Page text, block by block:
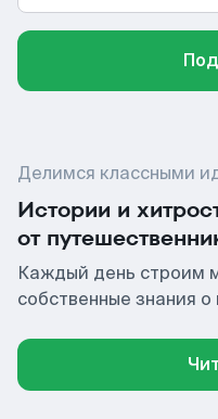
Делимся классными
Истории и
от
Каждый день строим
собственные знания